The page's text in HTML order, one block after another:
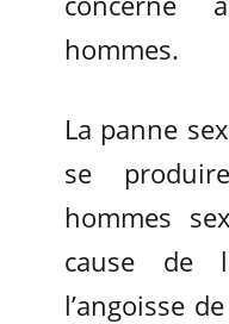
hommes.
La panne
se
hommes
cause de
l’angoisse